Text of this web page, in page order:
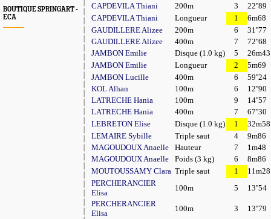
BOUTIQUE SPRINGART -
ECA
CAPDEVILA Thiani
200m 3
22''89
CAPDEVILA Thiani
Longueur 1
6m68
GAUDILLERE Alizee
200m 6
31''77
GAUDILLERE Alizee
400m 7
72''68
JAMBON Emilie
Disque (1.0 kg) 5
26m43
JAMBON Emilie
Longueur 2
5m69
JAMBON Lucille
400m 6
59''24
KOL Alhan
100m 6
12''90
LATRECHE Hania
100m 9
14''57
LATRECHE Hania
400m 7
67''30
LEBRETON Elise
Disque (1.0 kg) 1
32m58
LEMAIRE Sybille
Triple saut 4
9m86
MAGOUDOUX Anaelle
Hauteur 7
1m48
MAGOUDOUX Anaelle
Poids (3 kg) 6
8m86
MOUTOUSSAMY Clara Triple saut 1
11m28
PERCHERANCIER
Elisa
100m 5
13''54
PERCHERANCIER
Elisa
100m 3
13''79